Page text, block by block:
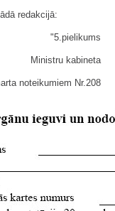
redakcijā:
"5.pielikums
Ministru kabineta
noteikumiem Nr.208